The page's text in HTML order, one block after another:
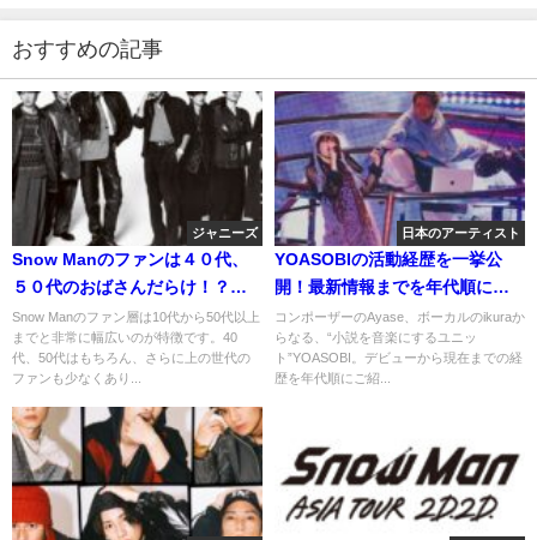
おすすめの記事
ジャニーズ
Snow Manのファンは４０代、
５０代のおばさんだらけ！？そ
の理由を調べてみた！
Snow Manのファン層は10代から50代以上
までと非常に幅広いのが特徴です。40
代、50代はもちろん、さらに上の世代の
ファンも少なくあり...
日本のアーティスト
YOASOBIの活動経歴を一挙公
開！最新情報までを年代順に紹
介！
コンポーザーのAyase、ボーカルのikuraか
らなる、“小説を音楽にするユニッ
ト”YOASOBI。デビューから現在までの経
歴を年代順にご紹...